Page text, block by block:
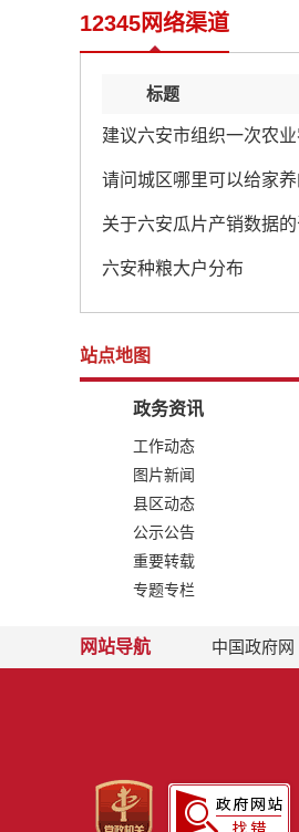
12345网络渠道
标题
建议六安市组织一次农
请问城区哪里可以给家
关于六安瓜片产销数据
六安种粮大户分布
站点地图
政务资讯
工作动态
图片新闻
县区动态
公示公告
重要转载
专题专栏
网站导航 中国政府网